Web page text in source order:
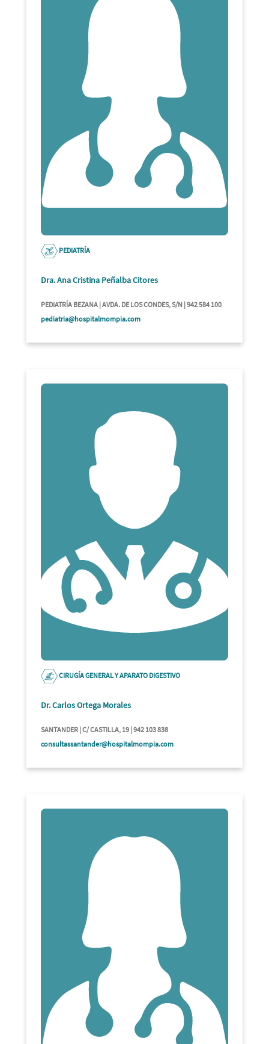
PEDIATRÍA
Dra. Ana Cristina Peñalba Citores
PEDIATRÍA BEZANA | AVDA. DE LOS CONDES, S/N | 942 584 100
pediatria@hospitalmompia.com
CIRUGÍA GENERAL Y APARATO DIGESTIVO
Dr. Carlos Ortega Morales
SANTANDER | C/ CASTILLA, 19 | 942 103 838
consultassantander@hospitalmompia.com